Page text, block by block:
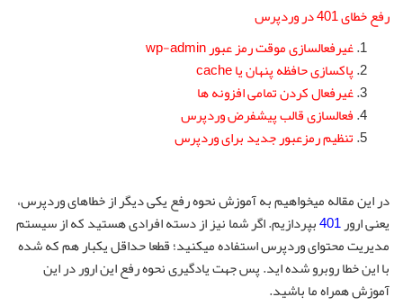
رفع خطای 401 در وردپرس
غیرفعالسازی موقت رمز عبور wp-admin
پاکسازی حافظه پنهان یا cache
غیرفعال کردن تمامی افزونه ها
فعالسازی قالب پیشفرض وردپرس
تنظیم رمزعبور جدید برای وردپرس
در این مقاله میخواهیم به آموزش نحوه رفع یکی دیگر از خطاهای وردپرس،
یعنی ارور401بپردازیم. اگر شما نیز از دسته افرادی هستید که از سیستم
مدیریت محتوای وردپرس استفاده میکنید؛ قطعا حداقل یکبار هم که شده
با این خطا روبرو شده اید. پس جهت یادگیری نحوه رفع این ارور در این
آموزش همراه ما باشید.